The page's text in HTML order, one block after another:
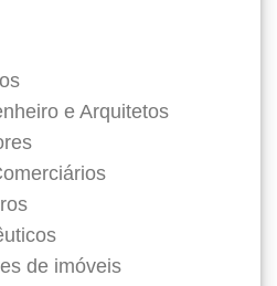
e Arquitetos
de imóveis